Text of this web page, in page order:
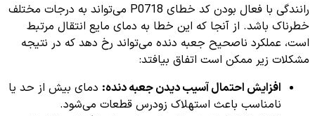
رانندگی با فعال بودن کد خطای P0718 می‌تواند به درجات مختلف
خطرناک باشد. از آنجا که این خطا به دمای مایع انتقال مرتبط
است، عملکرد ناصحیح جعبه دنده می‌تواند رخ دهد که در نتیجه
مشکلات زیر ممکن است اتفاق بیافتد:
افزایش احتمال آسیب دیدن جعبه دنده: دمای بیش از حد یا
نامناسب باعث استهلاک زودرس قطعات می‌شود.